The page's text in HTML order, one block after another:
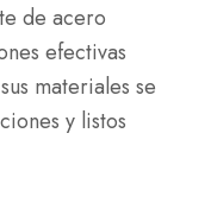
de acero
efectivas
materiales se
y listos